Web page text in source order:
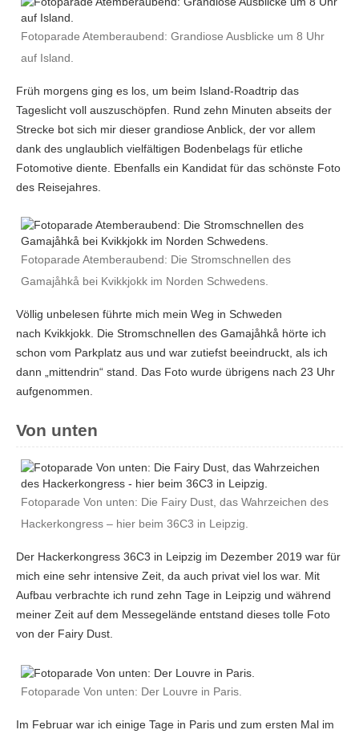
Fotoparade Atemberaubend: Grandiose Ausblicke um 8 Uhr
auf Island.
Früh morgens ging es los, um beim Island-Roadtrip das
Tageslicht voll auszuschöpfen. Rund zehn Minuten abseits der
Strecke bot sich mir dieser grandiose Anblick, der vor allem
dank des unglaublich vielfältigen Bodenbelags für etliche
Fotomotive diente. Ebenfalls ein Kandidat für das schönste Foto
des Reisejahres.
Fotoparade Atemberaubend: Die Stromschnellen des
Gamajåhkå bei Kvikkjokk im Norden Schwedens.
Völlig unbelesen führte mich mein Weg in Schweden
nach Kvikkjokk. Die Stromschnellen des Gamajåhkå hörte ich
schon vom Parkplatz aus und war zutiefst beeindruckt, als ich
dann „mittendrin“ stand. Das Foto wurde übrigens nach 23 Uhr
aufgenommen.
Von unten
Fotoparade Von unten: Die Fairy Dust, das Wahrzeichen des
Hackerkongress – hier beim 36C3 in Leipzig.
Der Hackerkongress 36C3 in Leipzig im Dezember 2019 war für
mich eine sehr intensive Zeit, da auch privat viel los war. Mit
Aufbau verbrachte ich rund zehn Tage in Leipzig und während
meiner Zeit auf dem Messegelände entstand dieses tolle Foto
von der Fairy Dust.
Fotoparade Von unten: Der Louvre in Paris.
Im Februar war ich einige Tage in Paris und zum ersten Mal im